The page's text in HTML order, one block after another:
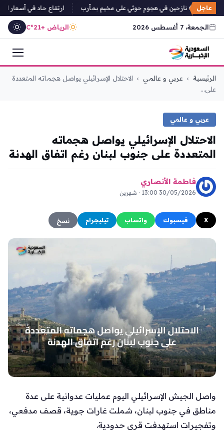
عاجل
في هجوم حوثي على مخيم بمأرب ارتفاع حاد في أسعار
الجمعة، 7 أغسطس 2026 الرياض +21°C
التجاوز
الرئيسية › عربي و عالمي › الاحتلال الإسرائيلي يواصل هجماته المتعددة
على...
عربي و عالمي
الاحتلال الإسرائيلي يواصل هجماته
المتعددة على جنوب لبنان رغم اتفاق الهدنة
فاطمة الأنصاري
30/05/2026 13:00 · شهرين
X فيسبوك واتساب تيليجرام نسخ
واصل الجيش الإسرائيلي اليوم عمليات عدوانية على عدة
مناطق في جنوب لبنان، شملت غارات جوية، قصف مدفعي،
وتفجيرات استهدفت قرى حدودية.